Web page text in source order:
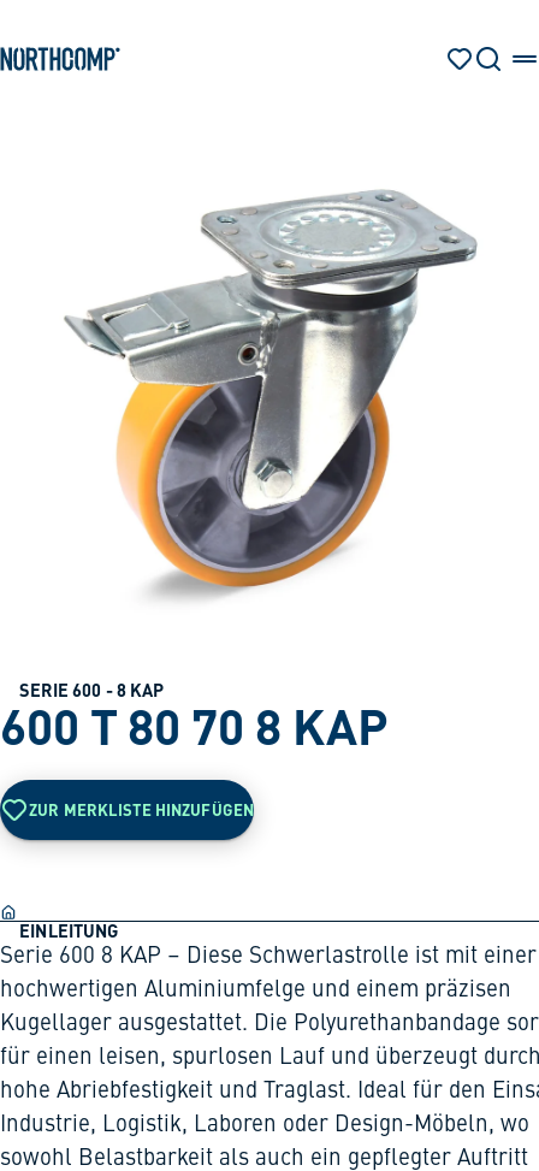
Zur Navigation springen
SUCHE
Sprache auswählen
DE
SERIE 600 - 8 KAP
600 T 80 70 8 KAP
ZUR MERKLISTE HINZUFÜGEN
EINLEITUNG
Serie 600 8 KAP – Diese Schwerlastrolle ist mit einer
hochwertigen Aluminiumfelge und einem präzisen
Kugellager ausgestattet. Die Polyurethanbandage
für einen leisen, spurlosen Lauf und überzeugt
hohe Abriebfestigkeit und Traglast. Ideal für den
Industrie, Logistik, Laboren oder Design-Möbeln, wo
sowohl Belastbarkeit als auch ein gepflegter Auftritt